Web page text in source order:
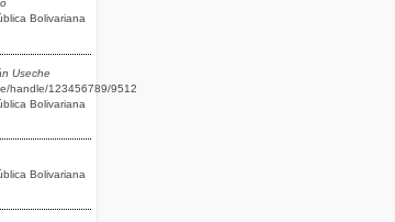
Bolivariana
Useche
handle/123456789/9512
Bolivariana
Bolivariana